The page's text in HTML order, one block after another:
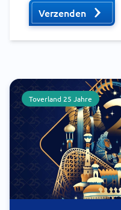
Verzenden
Toverland 25 Jahre